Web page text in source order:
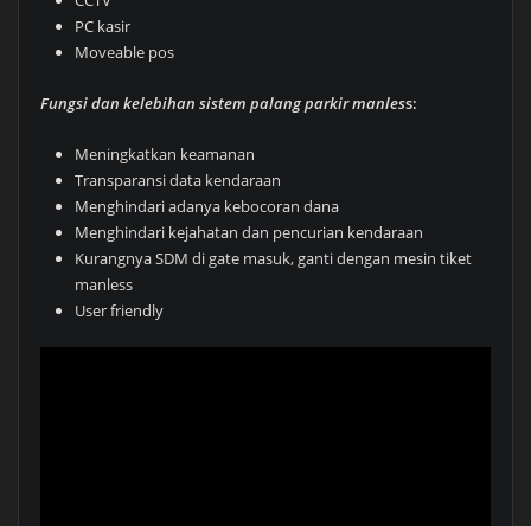
PC kasir
Moveable pos
Fungsi dan kelebihan sistem palang parkir manless:
Meningkatkan keamanan
Transparansi data kendaraan
Menghindari adanya kebocoran dana
Menghindari kejahatan dan pencurian kendaraan
Kurangnya SDM di gate masuk, ganti dengan mesin tiket
manless
User friendly